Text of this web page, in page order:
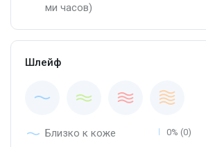
ми часов)
Шлейф
Близко к коже 0% (0)